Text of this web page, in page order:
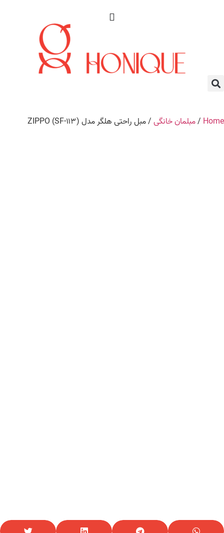
Home
/مبلمان خانگی/ مبل راحتی هلگر مدل (SF-۱۱۳) ZIPPO